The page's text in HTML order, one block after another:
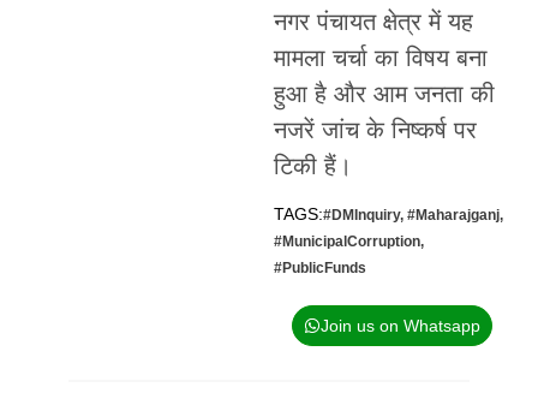
नगर पंचायत क्षेत्र में यह
मामला चर्चा का विषय बना
हुआ है और आम जनता की
नजरें जांच के निष्कर्ष पर
टिकी हैं।
TAGS:#DMInquiry, #Maharajganj,
#MunicipalCorruption,
#PublicFunds
Join us on Whatsapp